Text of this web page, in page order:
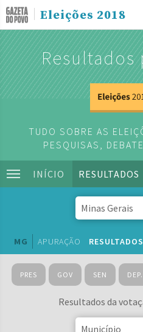
Eleições 2018
Resultados
TUDO SOBRE AS
PESQUISAS,
INÍCIO RESULTADOS
MG APURAÇÃO RESULTADOS
PRES GOV SEN
Resultados da